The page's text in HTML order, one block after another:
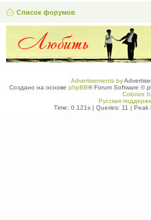
Список форумов
Advertisements by
Создано на основе phpBB® Forum Software ©
Colorize It.
Русская
Time: 0.121s | Queries: 11 | Peak